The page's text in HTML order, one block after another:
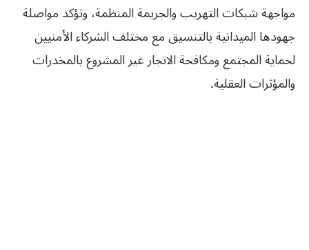
مواجهة شبكات التهريب والجريمة المنظمة، وتؤكد مواصلة
جهودها الميدانية بالتنسيق مع مختلف الشركاء الأمنيين
لحماية المجتمع ومكافحة الاتجار غير المشروع بالمخدرات
والمؤثرات العقلية.